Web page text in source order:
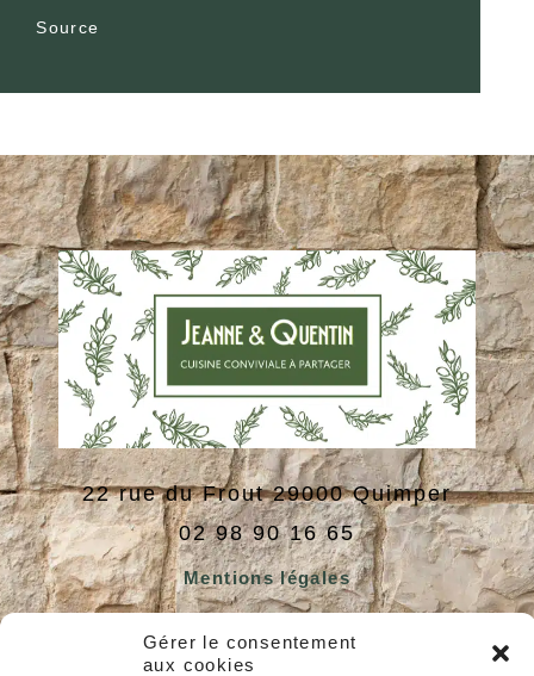
Gérer le consentement
aux cookies
Source
22 rue du Frout 29000 Quimper
02 98 90 16 65
Mentions légales
Politique de cookies
Déclaration de confidentialité